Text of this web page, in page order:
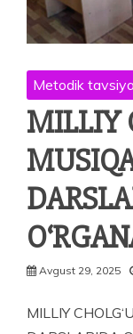
Metodik tavsiya
MILLIY
Avgust 29, 2025
MILLIY